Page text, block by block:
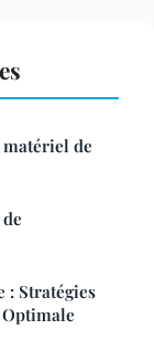
de
: Stratégies